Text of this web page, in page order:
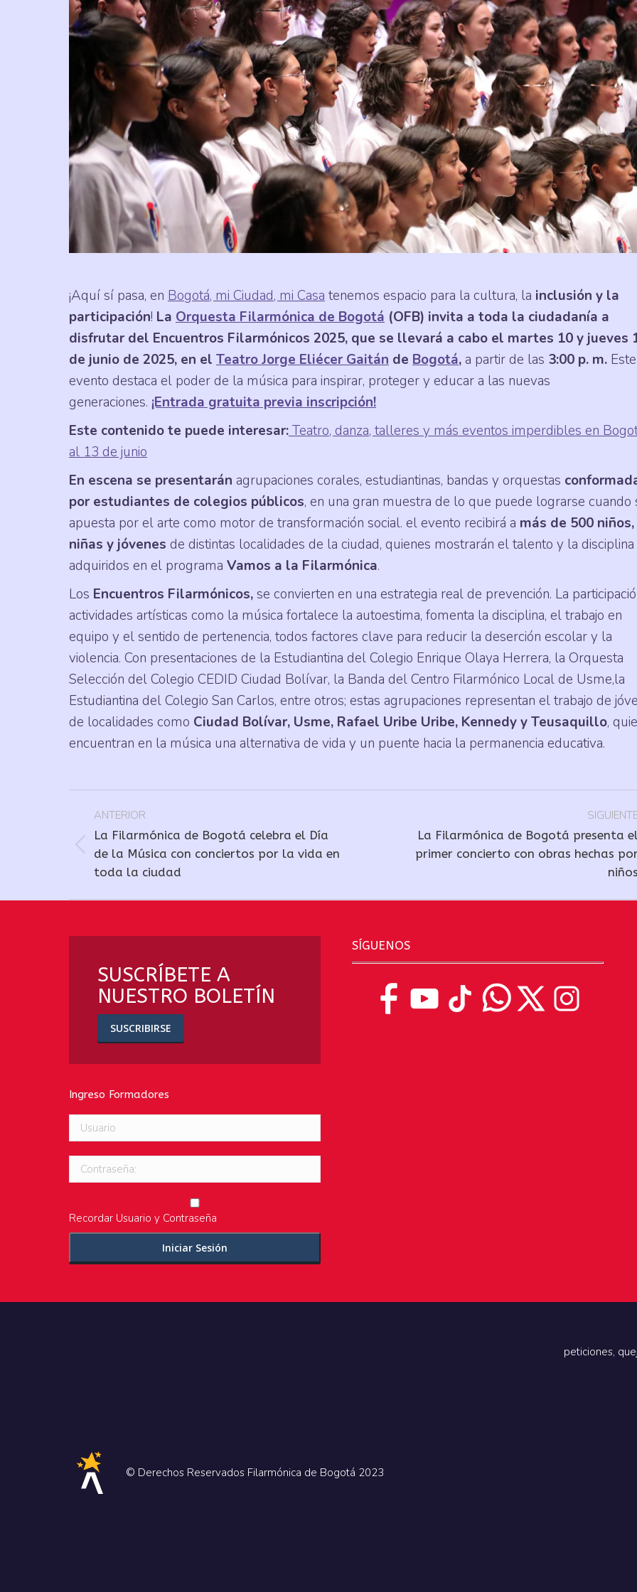
¡Aquí sí pasa, en Bogotá, mi Ciudad, mi Casa tenemos espacio para la cultura, la inclusión y la
participación! La Orquesta Filarmónica de Bogotá (OFB) invita a toda la ciudadanía a
disfrutar del Encuentros Filarmónicos 2025, que se llevará a cabo el martes 10 y jueves
de junio de 2025, en el Teatro Jorge Eliécer Gaitán de Bogotá, a partir de las 3:00 p. m. Este
evento destaca el poder de la música para inspirar, proteger y educar a las nuevas
generaciones. ¡Entrada gratuita previa inscripción!
Este contenido te puede interesar:Teatro, danza, talleres y más eventos imperdibles en
al 13 de junio
En escena se presentarán agrupaciones corales, estudiantinas, bandas y orquestas
por estudiantes de colegios públicos, en una gran muestra de lo que puede lograrse cuando
apuesta por el arte como motor de transformación social. el evento recibirá a más de 500 niños,
niñas y jóvenes de distintas localidades de la ciudad, quienes mostrarán el talento y la disciplina
adquiridos en el programa Vamos a la Filarmónica.
Los Encuentros Filarmónicos, se convierten en una estrategia real de prevención. La
actividades artísticas como la música fortalece la autoestima, fomenta la disciplina, el trabajo en
equipo y el sentido de pertenencia, todos factores clave para reducir la deserción escolar y la
violencia. Con presentaciones de la Estudiantina del Colegio Enrique Olaya Herrera, la Orquesta
Selección del Colegio CEDID Ciudad Bolívar, la Banda del Centro Filarmónico Local de Usme,la
Estudiantina del Colegio San Carlos, entre otros; estas agrupaciones representan el trabajo de
de localidades como Ciudad Bolívar, Usme, Rafael Uribe Uribe, Kennedy y Teusaquillo,
encuentran en la música una alternativa de vida y un puente hacia la permanencia educativa.
entre
publicaciones
ANTERIOR
Publicación
anterior:
La Filarmónica de Bogotá celebra el Día
de la Música con conciertos por la vida en
toda la ciudad
Publicación
La Filarmónica de Bogotá presenta
primer concierto con obras hechas
niños
SUSCRÍBETE A
NUESTRO BOLETÍN
SUSCRIBIRSE
SÍGUENOS
Ingreso Formadores
Usuario
Contraseña:
Recordar Usuario y Contraseña
© Derechos Reservados Filarmónica de Bogotá 2023
peticiones,